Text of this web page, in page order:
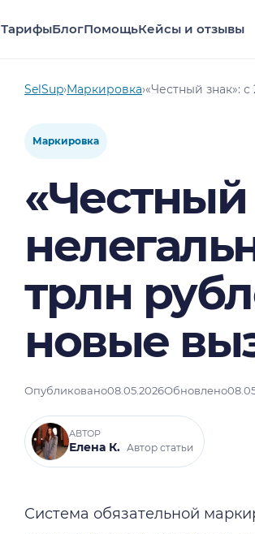
ТарифыБлогПомощьКейсы и отзывы
SelSup›Маркировка›«Честный знак»:
Маркировка
«Честный
трлн
новые
Опубликовано08.05.2026Обновлено
АВТОР
Елена К. Автор статьи
Система обязательной